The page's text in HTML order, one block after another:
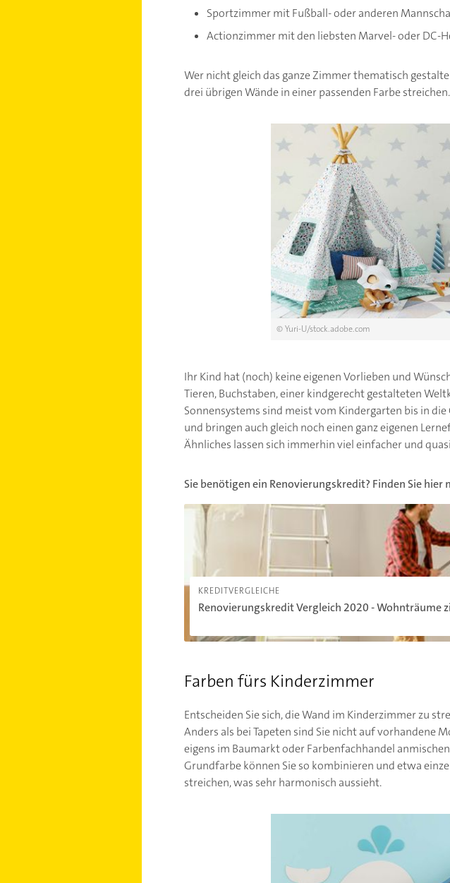
Sportzimmer mit Fußball- oder anderen
Actionzimmer mit den liebsten Marvel- oder DC-
Wer nicht gleich das ganze Zimmer thematisch
drei übrigen Wände in einer passenden Farbe streichen.
© Yuri-U/stock.adobe.com
Ihr Kind hat (noch) keine eigenen Vorlieben und
Tieren, Buchstaben, einer kindgerecht gestalteten
Sonnensystems sind meist vom Kindergarten bis in
und bringen auch gleich noch einen ganz eigenen
Ähnliches lassen sich immerhin viel einfacher und
Sie benötigen ein Renovierungskredit? Finden Sie hier
KREDITVERGLEICHE
Renovierungskredit Vergleich 2020 - Wohnträume
Renovierungskredit Vergleich 2020 - Wohnträume
Farben fürs Kinderzimmer
Entscheiden Sie sich, die Wand im Kinderzimmer zu
Anders als bei Tapeten sind Sie nicht auf vorhandene
eigens im Baumarkt oder Farbenfachhandel
Grundfarbe können Sie so kombinieren und etwa
streichen, was sehr harmonisch aussieht.